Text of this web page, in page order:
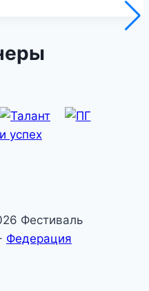
Фестиваль
Федерация